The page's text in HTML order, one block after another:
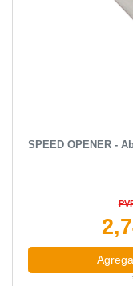
SPEED OPENER -